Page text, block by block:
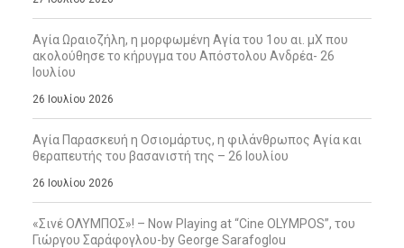
Αγία Ωραιοζήλη, η μορφωμένη Αγία του 1ου αι. μΧ που
ακολούθησε το κήρυγμα του Απόστολου Ανδρέα- 26
Ιουλίου
26 Ιουλίου 2026
Αγία Παρασκευή η Οσιομάρτυς, η φιλάνθρωπος Αγία και
θεραπευτής του βασανιστή της – 26 Ιουλίου
26 Ιουλίου 2026
«Σινέ ΟΛΥΜΠΟΣ»! – Now Playing at “Cine OLYMPOS”, του
Γιώργου Σαράφογλου-by George Sarafoglou